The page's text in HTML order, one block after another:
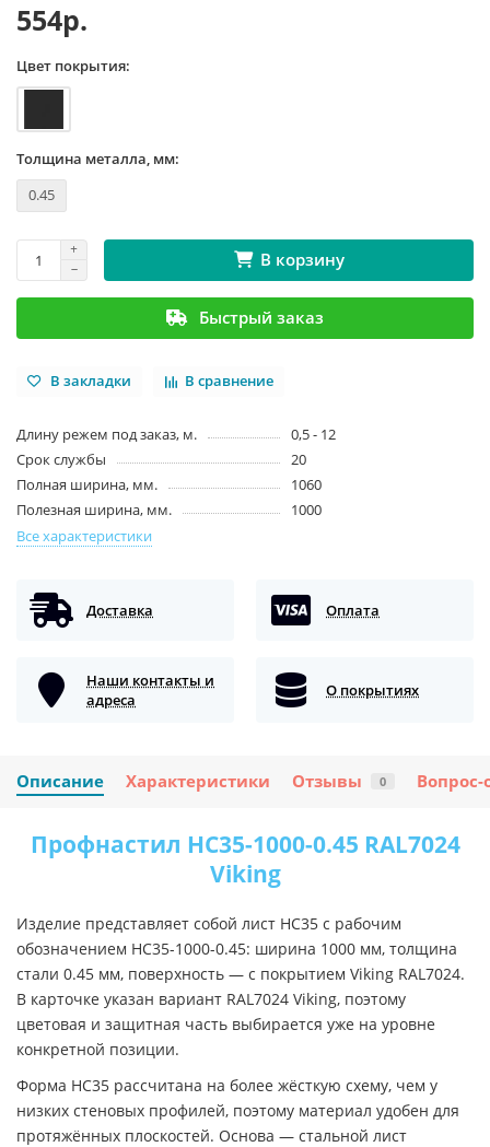
554р.
Цвет покрытия:
Толщина металла, мм:
0.45
В корзину
Быстрый заказ
В закладки В сравнение
Длину режем под заказ, м.
0,5 - 12
Срок службы
20
Полная ширина, мм.
1060
Полезная ширина, мм.
1000
Все характеристики
Доставка Оплата
Наши контакты и
адреса
О покрытиях
Описание Характеристики Отзывы 0 Вопрос-
Профнастил НС35-1000-0.45 RAL7024
Viking
Изделие представляет собой лист НС35 с рабочим
обозначением НС35-1000-0.45: ширина 1000 мм, толщина
стали 0.45 мм, поверхность — с покрытием Viking RAL7024.
В карточке указан вариант RAL7024 Viking, поэтому
цветовая и защитная часть выбирается уже на уровне
конкретной позиции.
Форма НС35 рассчитана на более жёсткую схему, чем у
низких стеновых профилей, поэтому материал удобен для
протяжённых плоскостей. Основа — стальной лист